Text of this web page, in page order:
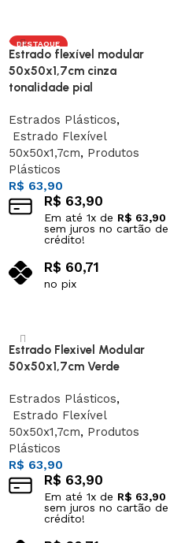
DESTAQUE
Estrado flexível modular
50x50x1,7cm cinza
tonalidade pial
Estrados Plásticos,
Estrado Flexível
50x50x1,7cm, Produtos
Plásticos
R$ 63,90
R$ 63,90
Em até 1x de R$ 63,90
sem juros no cartão de
crédito!
R$ 60,71
no pix
Estrado Flexivel Modular
50x50x1,7cm Verde
Estrados Plásticos,
Estrado Flexível
50x50x1,7cm, Produtos
Plásticos
R$ 63,90
R$ 63,90
Em até 1x de R$ 63,90
sem juros no cartão de
crédito!